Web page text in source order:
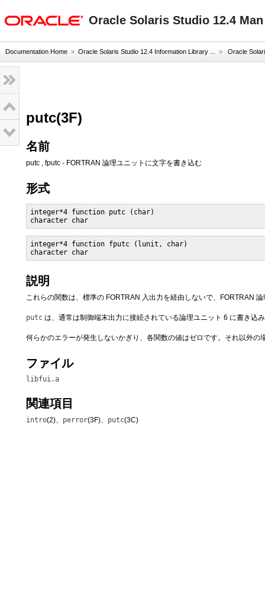
Oracle Solaris Studio 12.4
Documentation Home » Oracle Solaris Studio 12.4 Information Library ... » Oracle
putc(3F)
名前
putc , fputc - FORTRAN 論理ユニットに文字を書き込む
形式
integer*4 function putc (char)
integer*4 function fputc (lunit, char)
説明
これらの関数は、標準の FORTRAN 入出力を経由しないで、FORTRAN
putc は、通常は制御端末出力に接続されている論理ユニット 6 に書き込
何らかのエラーが発生しないかぎり、各関数の値はゼロです。それ以外の
ファイル
libfui.a
関連項目
intro(2)、 perror(3F)、 putc(3C)